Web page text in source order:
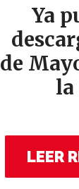
Ya
de
la
LEER